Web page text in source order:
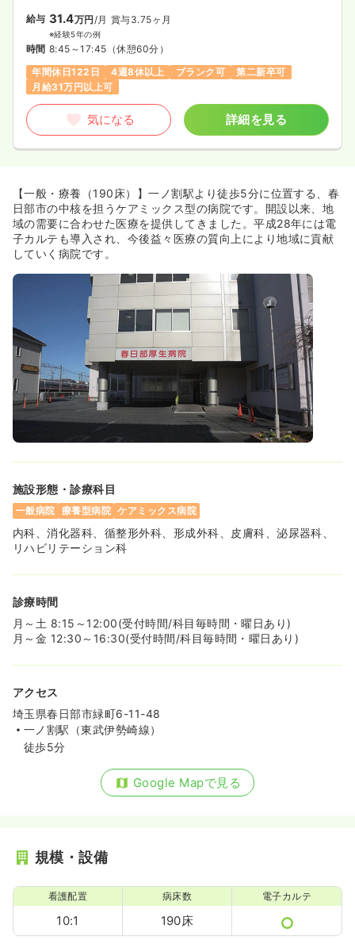
給与 31.4万円/月 賞与3.75ヶ月
※経験5年の例
時間 8:45～17:45 （休憩60分）
年間休日122日
4週8休以上 ブランク可
第二新卒可
月給31万円以上可
気になる 詳細を見る
【一般・療養（190床）】一ノ割駅より徒歩5分に位置する、春
日部市の中核を担うケアミックス型の病院です。開設以来、地
域の需要に合わせた医療を提供してきました。平成28年には電
子カルテも導入され、今後益々医療の質向上により地域に貢献
していく病院です。
施設形態・診療科目
一般病院 療養型病院 ケアミックス病院
内科、消化器科、循整形外科、形成外科、皮膚科、泌尿器科、
リハビリテーション科
診療時間
月～土 8:15～12:00(受付時間/科目毎時間・曜日あり)
月～金 12:30～16:30(受付時間/科目毎時間・曜日あり)
アクセス
埼玉県春日部市緑町6-11-48
一ノ割駅（東武伊勢崎線）
徒歩5分
Google Mapで見る
規模・設備
看護配置
10:1
病床数
190床
電子カルテ